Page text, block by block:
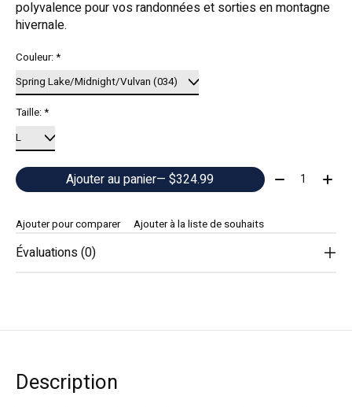
polyvalence pour vos randonnées et sorties en montagne
hivernale.
Couleur:*
Taille:*
Ajouter au panier — $324.99 Quantité:
Ajouter pour comparer Ajouter à la liste de souhaits
Évaluations (0)
Description